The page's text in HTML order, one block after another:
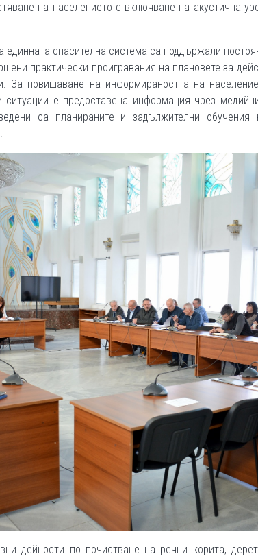
на населението с включване на акустична
единната спасителна система са поддържали
практически проигравания на плановете за
За повишаване на информираността на
е предоставена информация чрез
са планираните и задължителни обучения
дейности по почистване на речни корита,